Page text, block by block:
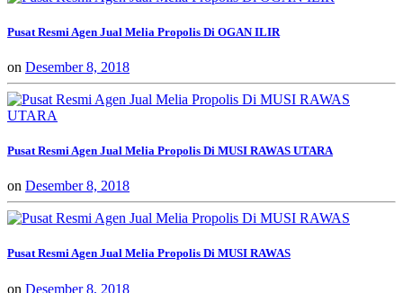
Pusat Resmi Agen Jual Melia Propolis Di OGAN ILIR
on Desember 8, 2018
Pusat Resmi Agen Jual Melia Propolis Di MUSI RAWAS UTARA
on Desember 8, 2018
Pusat Resmi Agen Jual Melia Propolis Di MUSI RAWAS
on Desember 8, 2018